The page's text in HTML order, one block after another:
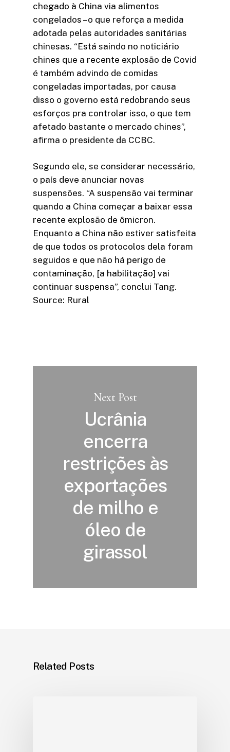
chegado à China via alimentos
congelados – o que reforça a medida
adotada pelas autoridades sanitárias
chinesas. “Está saindo no noticiário
chines que a recente explosão de Covid
é também advindo de comidas
congeladas importadas, por causa
disso o governo está redobrando seus
esforços pra controlar isso, o que tem
afetado bastante o mercado chines”,
afirma o presidente da CCBC.
Segundo ele, se considerar necessário,
o país deve anunciar novas
suspensões. “A suspensão vai terminar
quando a China começar a baixar essa
recente explosão de ômicron.
Enquanto a China não estiver satisfeita
de que todos os protocolos dela foram
seguidos e que não há perigo de
contaminação, [a habilitação] vai
continuar suspensa”, conclui Tang.
Source: Rural
Next Post
Ucrânia
encerra
restrições às
exportações
de milho e
óleo de
girassol
Related Posts